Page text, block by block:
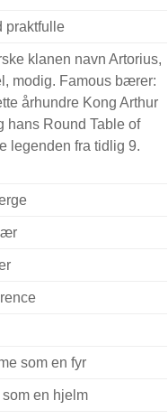
praktfulle
klanen navn Artorius,
modig. Famous bærer:
århundre Kong Arthur
hans Round Table of
legenden fra tidlig 9.
som en fyr
en hjelm